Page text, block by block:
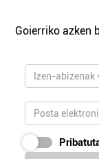
Goierriko azken